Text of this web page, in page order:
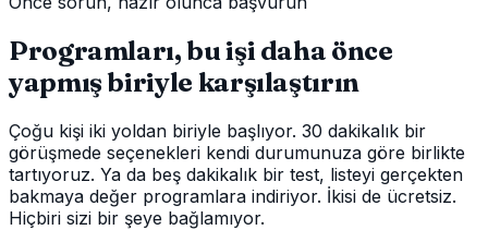
Programları, bu işi daha önce
yapmış biriyle karşılaştırın
Çoğu kişi iki yoldan biriyle başlıyor. 30 dakikalık bir
görüşmede seçenekleri kendi durumunuza göre birlikte
tartıyoruz. Ya da beş dakikalık bir test, listeyi gerçekten
bakmaya değer programlara indiriyor. İkisi de ücretsiz.
Hiçbiri sizi bir şeye bağlamıyor.